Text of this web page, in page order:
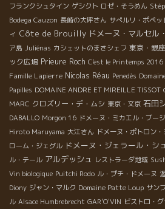
フランクシュタイン ゲシクト ロゼ・そうめん
Bodega Cauzon 長崎の大坪さん サぺルリ・ポペッ
ィ Côte de Brouilly ドメーヌ・マルセル
ア島 Juliénas カシェットのまさシェフ 東京・銀座
ック広場 Prieure Roch C'est le Printemps 2016
Famille Lapierre Nicolas Réau Penedès
Papilles DOMAINE ANDRE ET MIREILLE TISSOT
MARC クロズリー・デ・ムシ 東京・文京 石田
DABALLO Morgon 16 ドメーヌ・ミカエル・ブー
Hiroto Maruyama 大江さん ドメーヌ・ポトロン
ローム・ジェグル ドメーヌ・ジェラール・シ
ル・テール アルデッシュ レストラーダ地域
Vin biologique Puitchi Rodo ル・プチ・ドメーヌ
Diony ジャン・マルク Domaine Patte Loup サン
ル Alsace Humbrebrecht GAR'O'VIN ビストロ・